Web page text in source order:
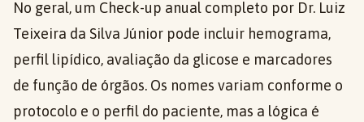
No geral, um Check-up anual completo por Dr. Luiz
Teixeira da Silva Júnior pode incluir hemograma,
perfil lipídico, avaliação da glicose e marcadores
de função de órgãos. Os nomes variam conforme o
protocolo e o perfil do paciente, mas a lógica é